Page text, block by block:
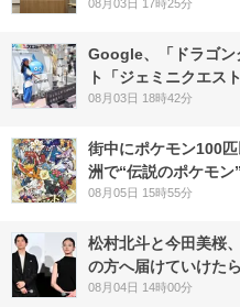
08月03日 17時25分
Google、「ドラゴン
ト「ジェミニクエス
08月03日 18時42分
街中にポケモン100
洲で“伝説のポケモン
08月05日 15時55分
松村北斗と今田美桜
の方へ届けていけたら
08月04日 14時00分